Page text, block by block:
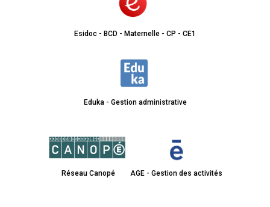
Esidoc - BCD - Maternelle - CP - CE1
Eduka - Gestion administrative
Réseau Canopé AGE - Gestion des activités